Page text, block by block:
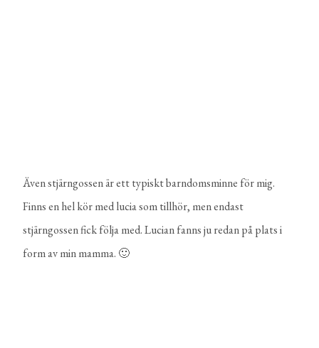
Även stjärngossen är ett typiskt barndomsminne för mig.
Finns en hel kör med lucia som tillhör, men endast
stjärngossen fick följa med. Lucian fanns ju redan på plats i
form av min mamma. 🙂